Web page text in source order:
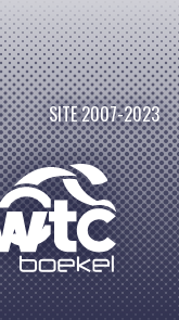
SITE 2007-2023